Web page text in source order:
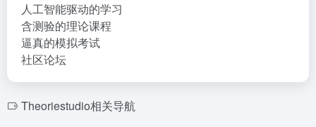
人工智能驱动的学习
含测验的理论课程
逼真的模拟考试
社区论坛
Theoriestudio相关导航